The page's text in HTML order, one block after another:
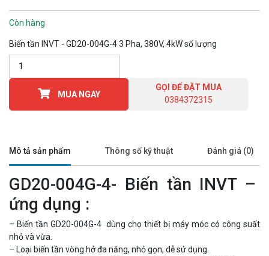
Còn hàng
Biến tần INVT - GD20-004G-4 3 Pha, 380V, 4kW số lượng
MUA NGAY
GỌI ĐỂ ĐẶT MUA
0384372315
Mô tả sản phẩm Thông số kỹ thuật Đánh giá (0)
GD20-004G-4- Biến tần INVT –
ứng dụng :
– Biến tần GD20-004G-4 dùng cho thiết bị máy móc có công suất
nhỏ và vừa.
– Loại biến tần vòng hở đa năng, nhỏ gọn, dễ sử dụng.